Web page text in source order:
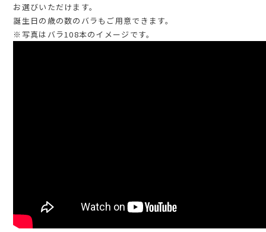
お選びいただけます。
誕生日の歳の数のバラもご用意できます。
※写真はバラ108本のイメージです。